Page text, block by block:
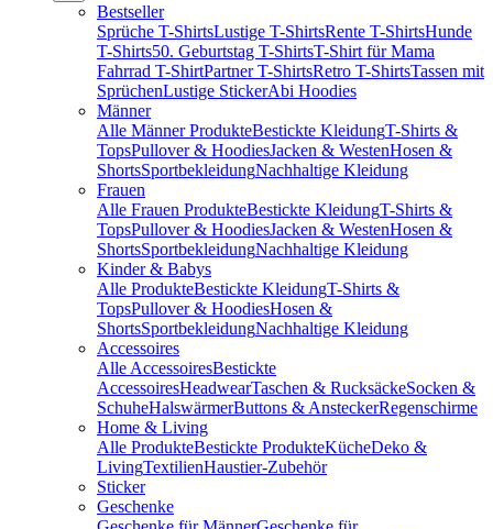
Bestseller
Sprüche T-ShirtsLustige T-ShirtsRente T-ShirtsHunde
T-Shirts50. Geburtstag T-ShirtsT-Shirt für Mama
Fahrrad T-ShirtPartner T-ShirtsRetro T-ShirtsTassen mit
SprüchenLustige StickerAbi Hoodies
Männer
Alle Männer ProdukteBestickte KleidungT-Shirts &
TopsPullover & HoodiesJacken & WestenHosen &
ShortsSportbekleidungNachhaltige Kleidung
Frauen
Alle Frauen ProdukteBestickte KleidungT-Shirts &
TopsPullover & HoodiesJacken & WestenHosen &
ShortsSportbekleidungNachhaltige Kleidung
Kinder & Babys
Alle ProdukteBestickte KleidungT-Shirts &
TopsPullover & HoodiesHosen &
ShortsSportbekleidungNachhaltige Kleidung
Accessoires
Alle AccessoiresBestickte
AccessoiresHeadwearTaschen & RucksäckeSocken &
SchuheHalswärmerButtons & AnsteckerRegenschirme
Home & Living
Alle ProdukteBestickte ProdukteKücheDeko &
LivingTextilienHaustier-Zubehör
Sticker
Geschenke